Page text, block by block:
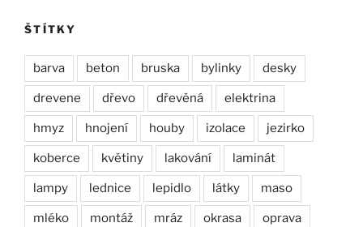
ŠTÍTKY
barva beton bruska bylinky desky
drevene dřevo dřevěná elektrina
hmyz hnojení houby izolace jezirko
koberce květiny lakování laminát
lampy lednice lepidlo látky maso
mléko montáž mráz okrasa oprava